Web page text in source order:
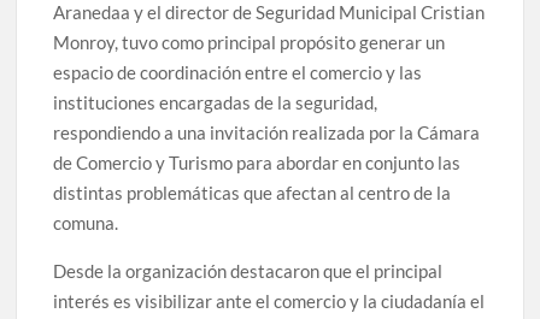
Aranedaa y el director de Seguridad Municipal Cristian
Monroy, tuvo como principal propósito generar un
espacio de coordinación entre el comercio y las
instituciones encargadas de la seguridad,
respondiendo a una invitación realizada por la Cámara
de Comercio y Turismo para abordar en conjunto las
distintas problemáticas que afectan al centro de la
comuna.
Desde la organización destacaron que el principal
interés es visibilizar ante el comercio y la ciudadanía el